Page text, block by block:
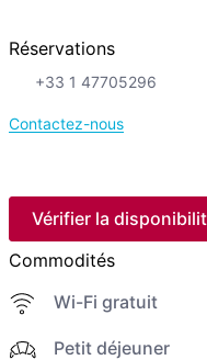
Réservations
+33 1 47705296
Contactez-nous
Vérifier la
Commodités
Wi-Fi gratuit
Petit déjeuner